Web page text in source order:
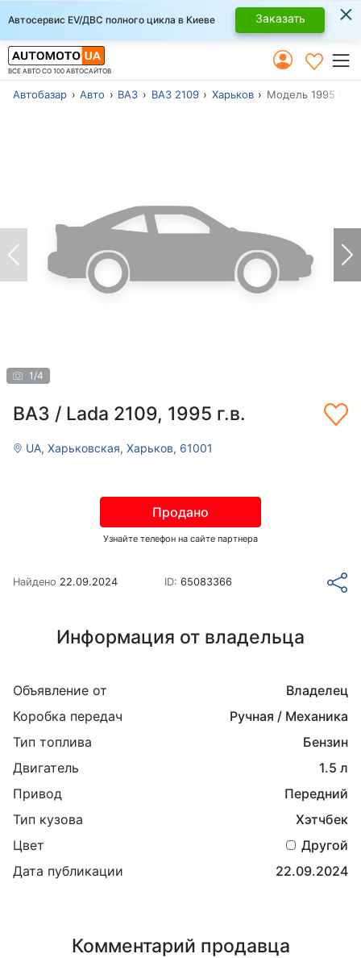
Автосервис EV/ДВС полного цикла в Киеве Заказать ×
ВСЕ АВТО СО 100 АВТОСАЙТОВ
Автобазар Авто ВАЗ ВАЗ 2109 Харьков Модель 1995 г.в.
1 /4
ВАЗ / Lada 2109, 1995 г.в.
UA, Харьковская, Харьков, 61001
Продано
Узнайте телефон на сайте партнера
Найдено 22.09.2024 ID:65083366
Информация от владельца
Объявление от
Владелец
Коробка передач
Ручная / Механика
Тип топлива
Бензин
Двигатель
1.5 л
Привод
Передний
Тип кузова
Хэтчбек
Цвет
Другой
Дата публикации
22.09.2024
Комментарий продавца